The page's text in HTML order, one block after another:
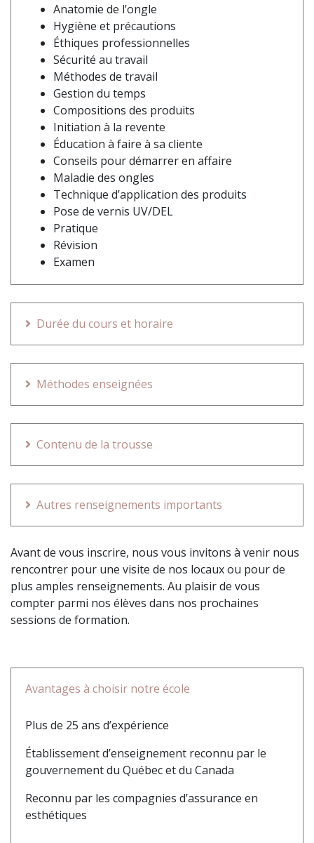
Anatomie de l’ongle
Hygiène et précautions
Éthiques professionnelles
Sécurité au travail
Méthodes de travail
Gestion du temps
Compositions des produits
Initiation à la revente
Éducation à faire à sa cliente
Conseils pour démarrer en affaire
Maladie des ongles
Technique d’application des produits
Pose de vernis UV/DEL
Pratique
Révision
Examen
Durée du cours et horaire
Méthodes enseignées
Contenu de la trousse
Autres renseignements importants
Avant de vous inscrire, nous vous invitons à venir nous
rencontrer pour une visite de nos locaux ou pour de
plus amples renseignements. Au plaisir de vous
compter parmi nos élèves dans nos prochaines
sessions de formation.
Avantages à choisir notre école
Plus de 25 ans d’expérience
Établissement d’enseignement reconnu par le
gouvernement du Québec et du Canada
Reconnu par les compagnies d’assurance en
esthétiques